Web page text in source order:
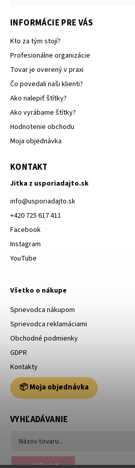
INFORMÁCIE PRE VÁS
Kto za tým stojí?
Profesionálne organizácie
Tovar je overený v praxi
Čo povedali naši klienti?
Ako nalepiť štítky?
Ako vyrábame štítky?
Hodnotenie obchodu
Moja objednávka
KONTAKT
Jitka z usporiadajto.sk
info@usporiadajto.sk
+420 725 617 411
Facebook
Instagram
YouTube
Všetko o nákupe
Sprievodca nákupom
Sprievodca reklamáciami
Obchodné podmienky
GDPR
Kontakty
📦 Moja objednávka
VYHĽADÁVANIE
Hľadať